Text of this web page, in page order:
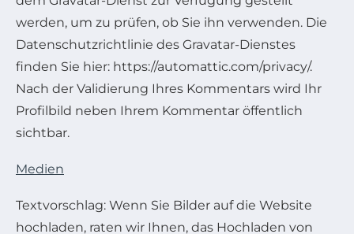
werden, um zu prüfen, ob Sie ihn verwenden. Die
Datenschutzrichtlinie des Gravatar-Dienstes
finden Sie hier: https://automattic.com/privacy/.
Nach der Validierung Ihres Kommentars wird Ihr
Profilbild neben Ihrem Kommentar öffentlich
sichtbar.
Medien
Textvorschlag: Wenn Sie Bilder auf die Website
hochladen, raten wir Ihnen, das Hochladen von